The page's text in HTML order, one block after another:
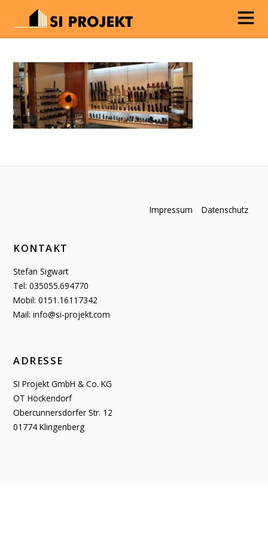
Impressum Datenschutz
KONTAKT
Stefan Sigwart
Tel: 035055.694770
Mobil: 0151.16117342
Mail: info@si-projekt.com
ADRESSE
SI Projekt GmbH & Co. KG
OT Höckendorf
Obercunnersdorfer Str. 12
01774 Klingenberg